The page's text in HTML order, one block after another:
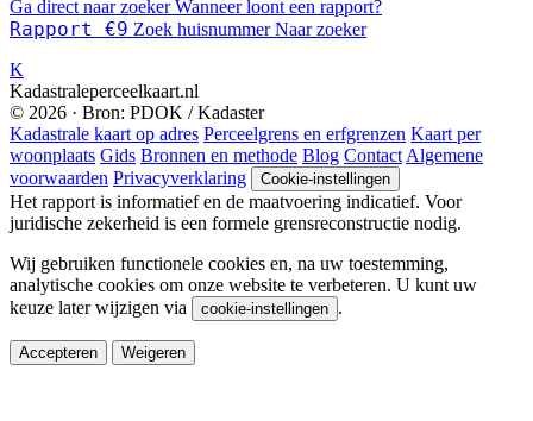
Ga direct naar zoekerWanneer loont een rapport?
Rapport €9 Zoek huisnummer Naar zoeker
K
Kadastraleperceelkaart.nl
© 2026 · Bron: PDOK / Kadaster
Kadastrale kaart op adres Perceelgrens en erfgrenzen Kaart per
woonplaats Gids Bronnen en methode Blog Contact Algemene
voorwaarden Privacyverklaring Cookie-instellingen
Het rapport is informatief en de maatvoering indicatief. Voor
juridische zekerheid is een formele grensreconstructie nodig.
Wij gebruiken functionele cookies en, na uw toestemming,
analytische cookies om onze website te verbeteren. U kunt uw
keuze later wijzigen via
cookie-instellingen .
Accepteren Weigeren